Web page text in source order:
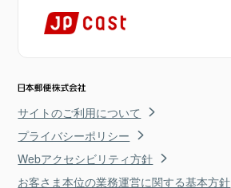
サイトのご利用について
プライバシーポリシー
Webアクセシビリティ方針
お客さま本位の業務運営に関する基本方針